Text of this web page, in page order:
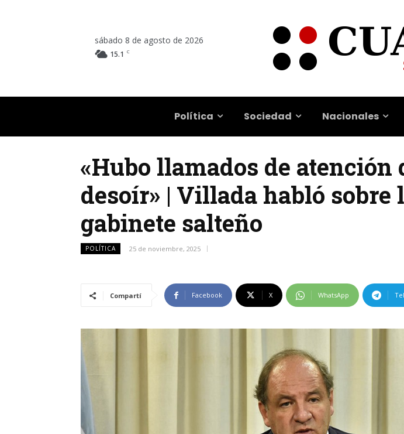
sábado 8 de agosto de 2026
15.1 C
Política Sociedad Nacionales
«Hubo llamados de atención
desoír» | Villada habló sobre
gabinete salteño
POLÍTICA 25 de noviembre, 2025
Compartí Facebook X WhatsApp